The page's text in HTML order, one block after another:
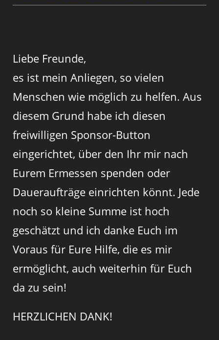
Liebe Freunde,
es ist mein Anliegen, so vielen
Menschen wie möglich zu helfen. Aus
diesem Grund habe ich diesen
freiwilligen Sponsor-Button
eingerichtet, über den Ihr mir nach
Eurem Ermessen spenden oder
Daueraufträge einrichten könnt. Jede
noch so kleine Summe ist hoch
geschätzt und ich danke Euch im
Voraus für Eure Hilfe, die es mir
ermöglicht, auch weiterhin für Euch
da zu sein!
HERZLICHEN DANK!